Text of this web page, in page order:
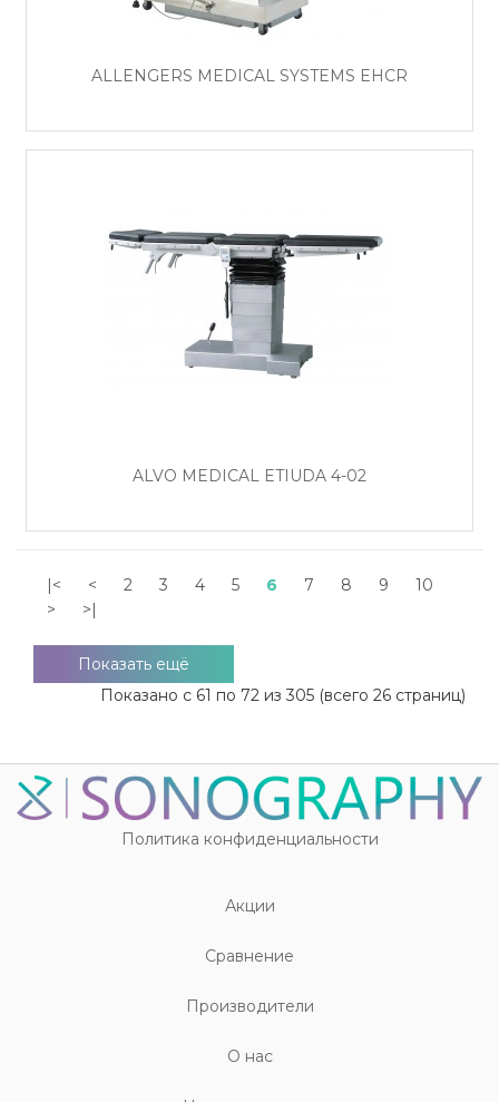
ALLENGERS MEDICAL SYSTEMS EHCR
ALVO MEDICAL ETIUDA 4-02
|< < 2 3 4 5 6 7 8 9
10
>
>|
Показать ещё
Показано с 61 по 72 из 305 (всего 26 страниц)
Политика конфиденциальности
Акции
Cравнение
Производители
О нас